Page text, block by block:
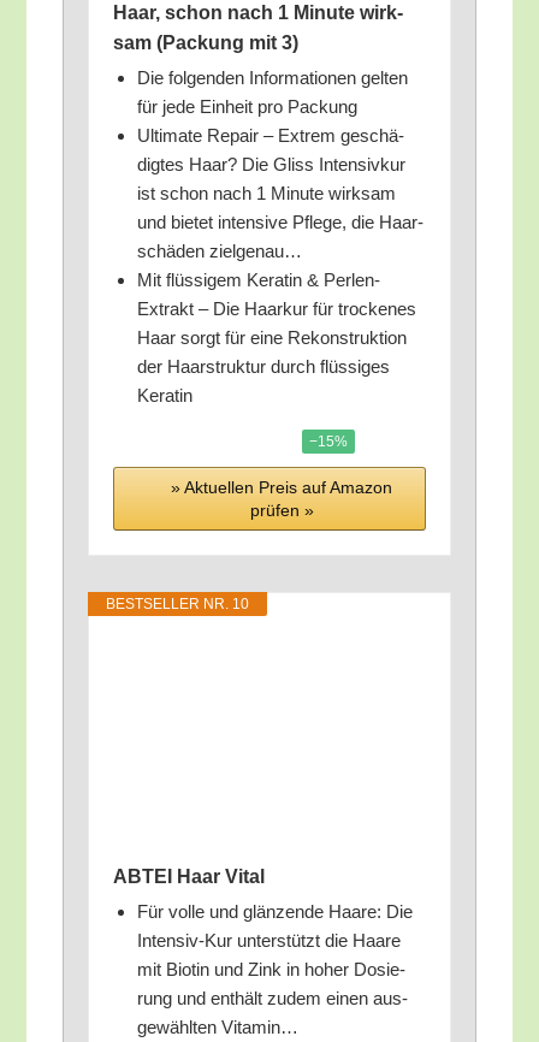
Haar, schon nach 1 Minu­te wirk­
sam (Packung mit 3)
Die fol­gen­den Infor­ma­tio­nen gel­ten
für jede Ein­heit pro Packung
Ulti­ma­te Repair – Extrem geschä­
dig­tes Haar? Die Gliss Inten­siv­kur
ist schon nach 1 Minu­te wirk­sam
und bie­tet inten­si­ve Pfle­ge, die Haar­
schä­den zielgenau…
Mit flüs­si­gem Kera­tin & Per­len-
Extrakt – Die Haar­kur für tro­cke­nes
Haar sorgt für eine Rekon­struk­ti­on
der Haar­struk­tur durch flüs­si­ges
Keratin
−15%
» Aktu­el­len Preis auf Ama­zon
prü­fen »
BEST­SEL­LER NR. 10
ABTEI Haar Vital
Für vol­le und glän­zen­de Haa­re: Die
Inten­siv-Kur unter­stützt die Haa­re
mit Bio­tin und Zink in hoher Dosie­
rung und ent­hält zudem einen aus­
ge­wähl­ten Vitamin…